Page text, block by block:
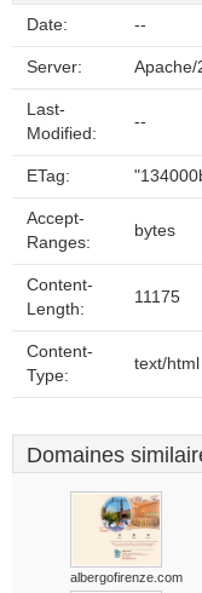
Date: --
Server: Apache/
Last-
Modified:
--
ETag:
Accept-
Ranges:
bytes
Content-
Length:
11175
Content-
Type:
text/html
Domaines
albergofirenze.com